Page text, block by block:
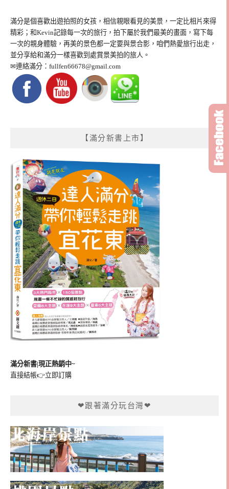
滿分是個喜歡出遊拍照的女孩，相信親眼看見的美景，一定比相片來得
精彩；和Kevin記錄每一次的旅行，拍下屬於我們最美的畫面，寫下每
一次的親身體驗，再美的景色都一定要與景合影，咱們熱愛旅行出走，
並分享給和滿分一樣喜歡到處賞景美拍的旅人。
✉連絡滿分： fullfen66678@gmail.com
【滿分新書上市】
滿分新書|現正熱銷中~
直接結帳👉立即訂購
❤跟著滿分玩台灣❤